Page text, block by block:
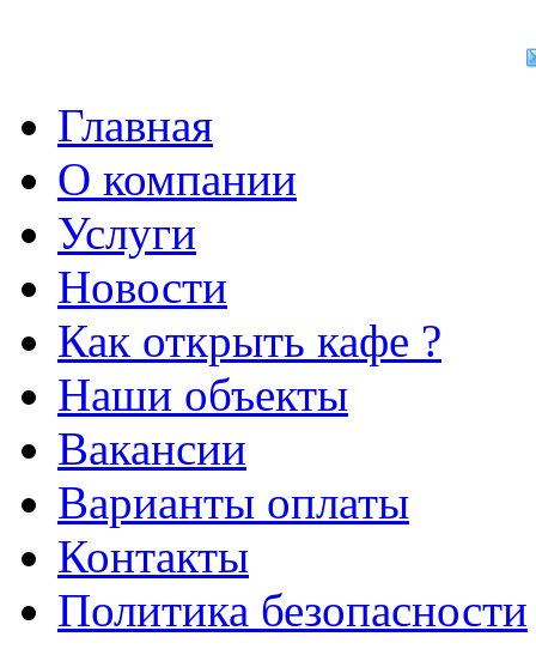
Главная
О компании
Услуги
Новости
Как открыть кафе ?
Наши объекты
Вакансии
Варианты оплаты
Контакты
Политика безопасности